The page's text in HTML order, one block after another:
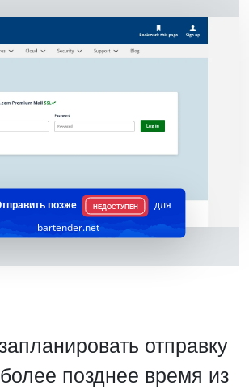
позже НЕДОСТУПЕН
для
bartender.net
отправку
позднее время из